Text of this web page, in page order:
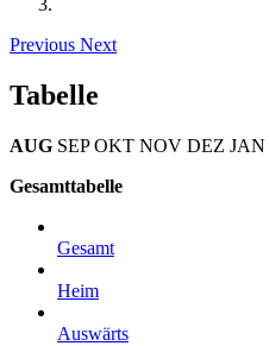
Previous Next
Tabelle
AUG SEP OKT NOV DEZ JAN
Gesamttabelle
Gesamt
Heim
Auswärts